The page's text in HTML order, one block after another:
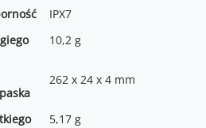
IPX7
10,2 g
262 x 24 x 4 mm
5,17 g